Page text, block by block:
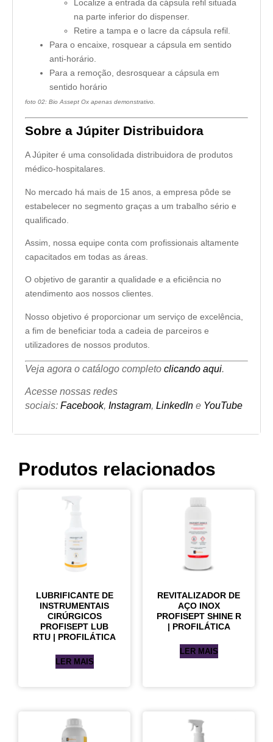
Localize a entrada da cápsula refil situada
na parte inferior do dispenser.
Retire a tampa e o lacre da cápsula refil.
Para o encaixe, rosquear a cápsula em sentido
anti-horário.
Para a remoção, desrosquear a cápsula em
sentido horário
foto 02: Bio Assept Ox apenas demonstrativo.
Sobre a Júpiter Distribuidora
A Júpiter é uma consolidada distribuidora de produtos
médico-hospitalares.
No mercado há mais de 15 anos, a empresa pôde se
estabelecer no segmento graças a um trabalho sério e
qualificado.
Assim, nossa equipe conta com profissionais altamente
capacitados em todas as áreas.
O objetivo de garantir a qualidade e a eficiência no
atendimento aos nossos clientes.
Nosso objetivo é proporcionar um serviço de excelência,
a fim de beneficiar toda a cadeia de parceiros e
utilizadores de nossos produtos.
Veja agora o catálogo completo clicando aqui.
Acesse nossas redes
sociais: Facebook, Instagram, LinkedIn e YouTube
Produtos relacionados
LUBRIFICANTE DE
INSTRUMENTAIS
CIRÚRGICOS
PROFISEPT LUB
RTU | PROFILÁTICA
LER MAIS
REVITALIZADOR DE
AÇO INOX
PROFISEPT SHINE R
| PROFILÁTICA
LER MAIS